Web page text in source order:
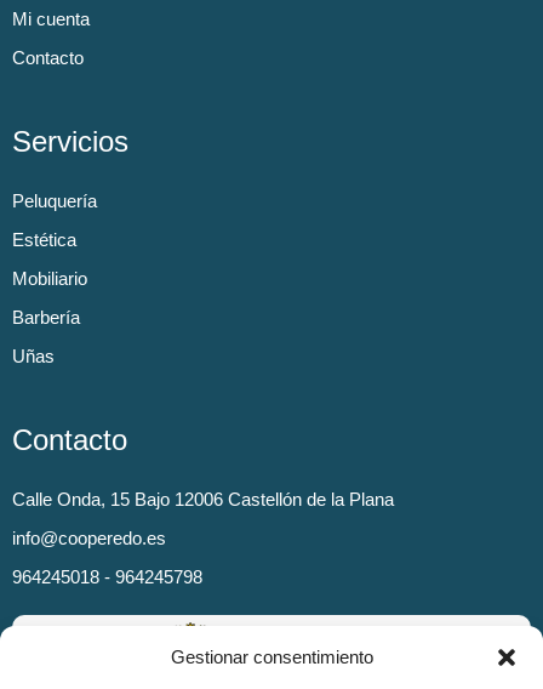
Gestionar consentimiento
Mi cuenta
Contacto
Servicios
Peluquería
Estética
Mobiliario
Barbería
Uñas
Contacto
Calle Onda, 15 Bajo 12006 Castellón de la Plana
info@cooperedo.es
964245018 - 964245798